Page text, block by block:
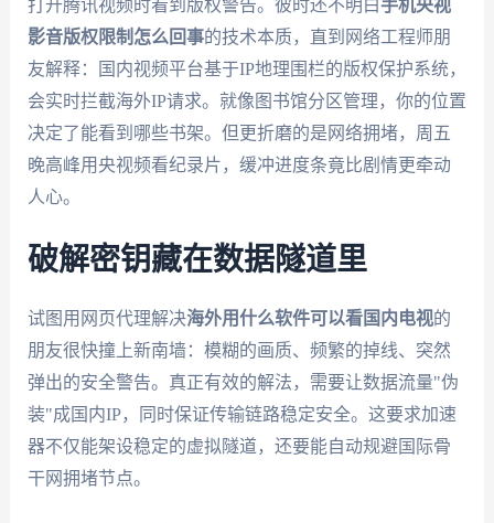
打开腾讯视频时看到版权警告。彼时还不明白手机央视
影音版权限制怎么回事的技术本质，直到网络工程师朋
友解释：国内视频平台基于IP地理围栏的版权保护系统，
会实时拦截海外IP请求。就像图书馆分区管理，你的位置
决定了能看到哪些书架。但更折磨的是网络拥堵，周五
晚高峰用央视频看纪录片，缓冲进度条竟比剧情更牵动
人心。
破解密钥藏在数据隧道里
试图用网页代理解决海外用什么软件可以看国内电视的
朋友很快撞上新南墙：模糊的画质、频繁的掉线、突然
弹出的安全警告。真正有效的解法，需要让数据流量"伪
装"成国内IP，同时保证传输链路稳定安全。这要求加速
器不仅能架设稳定的虚拟隧道，还要能自动规避国际骨
干网拥堵节点。